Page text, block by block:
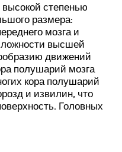
степенью
размера:
мозга и
высшей
движений
полушарий мозга
кора полушарий
и извилин, что
Головных